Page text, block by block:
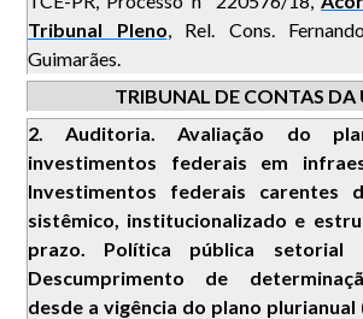
Tribunal Pleno, Rel. Cons.
Guimarães.
TRIBUNAL DE CONTAS DA
2.Auditoria. Avaliação do
investimentos federais em
Investimentos federais carentes
sistêmico, institucionalizado e
prazo. Política pública setorial
Descumprimento de
desde a vigência do plano plurianual